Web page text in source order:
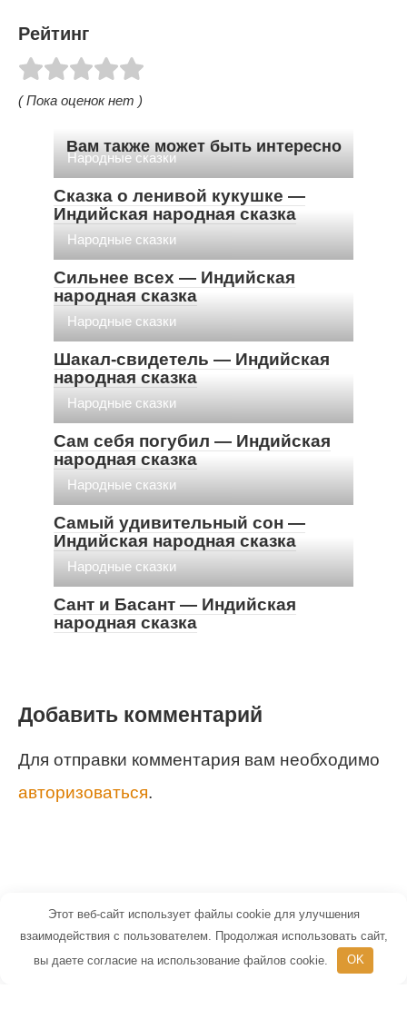
Рейтинг
( Пока оценок нет )
Вам также может быть интересно
Народные сказки
Сказка о ленивой кукушке —
Индийская народная сказка
Народные сказки
Сильнее всех — Индийская
народная сказка
Народные сказки
Шакал-свидетель — Индийская
народная сказка
Народные сказки
Сам себя погубил — Индийская
народная сказка
Народные сказки
Самый удивительный сон —
Индийская народная сказка
Народные сказки
Сант и Басант — Индийская
народная сказка
Добавить комментарий
Для отправки комментария вам необходимо
авторизоваться.
© 2026 Маленький Гений - портал для
детей и их родителей
Этот веб-сайт использует файлы cookie для улучшения
взаимодействия с пользователем. Продолжая использовать сайт,
вы даете согласие на использование файлов cookie.
OK